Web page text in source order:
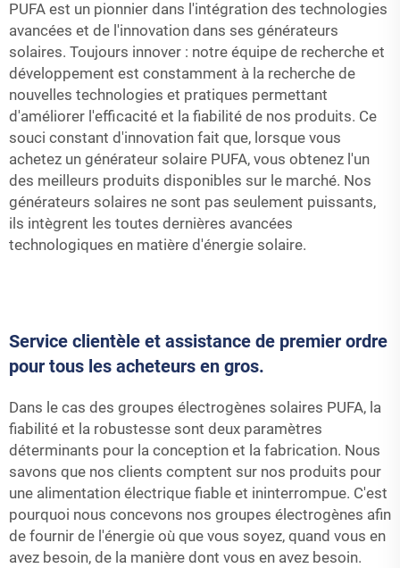
PUFA est un pionnier dans l'intégration des technologies
avancées et de l'innovation dans ses générateurs
solaires. Toujours innover : notre équipe de recherche et
développement est constamment à la recherche de
nouvelles technologies et pratiques permettant
d'améliorer l'efficacité et la fiabilité de nos produits. Ce
souci constant d'innovation fait que, lorsque vous
achetez un générateur solaire PUFA, vous obtenez l'un
des meilleurs produits disponibles sur le marché. Nos
générateurs solaires ne sont pas seulement puissants,
ils intègrent les toutes dernières avancées
technologiques en matière d'énergie solaire.
Service clientèle et assistance de premier ordre
pour tous les acheteurs en gros.
Dans le cas des groupes électrogènes solaires PUFA, la
fiabilité et la robustesse sont deux paramètres
déterminants pour la conception et la fabrication. Nous
savons que nos clients comptent sur nos produits pour
une alimentation électrique fiable et ininterrompue. C'est
pourquoi nous concevons nos groupes électrogènes afin
de fournir de l'énergie où que vous soyez, quand vous en
avez besoin, de la manière dont vous en avez besoin.